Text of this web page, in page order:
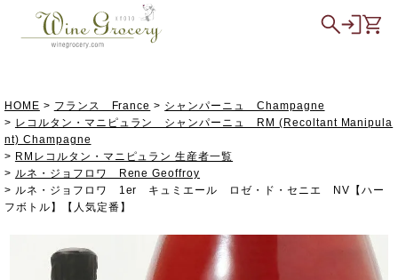
HOME フランス France
シャンパーニュ Champagne
レコルタン・マニピュラン シャンパーニュ RM (Recoltant Manipula
nt) Champagne
RMレコルタン・マニピュラン 生産者一覧
ルネ・ジョフロワ Rene Geoffroy
ルネ・ジョフロワ 1er キュミエール ロゼ・ド・セニエ NV【ハー
フボトル】【人気定番】